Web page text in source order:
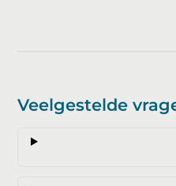
Veelgestelde